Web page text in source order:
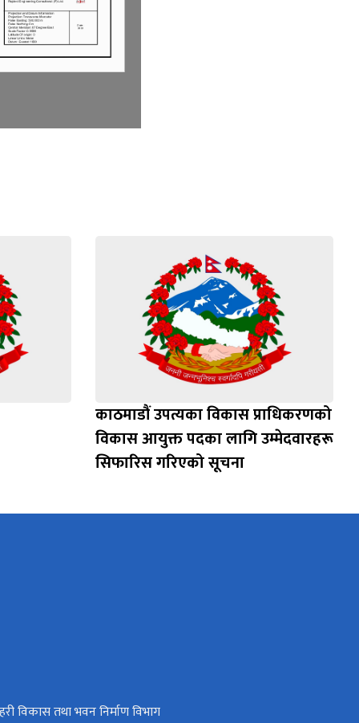
काठमाडौं उपत्यका विकास प्राधिकरणको
विकास आयुक्त पदका लागि उम्मेदवारहरू
सिफारिस गरिएको सूचना
विकास तथा भवन निर्माण विभाग